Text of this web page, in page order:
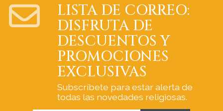
LISTA DE CORREO:
DISFRUTA DE
DESCUENTOS Y
PROMOCIONES
EXCLUSIVAS
Subscríbete para estar alerta de
todas las novedades religiosas.